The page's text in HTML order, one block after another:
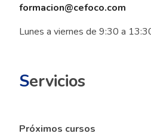
formacion@cefoco.com
Lunes a viernes de 9:30 a
Servicios
Próximos cursos